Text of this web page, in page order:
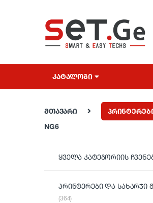
ᲙᲐᲢᲐᲚᲝᲒᲘ
მთავარი
NG6
ყველა კატეგორიის
პრინტერები და სახარჯი
(364)